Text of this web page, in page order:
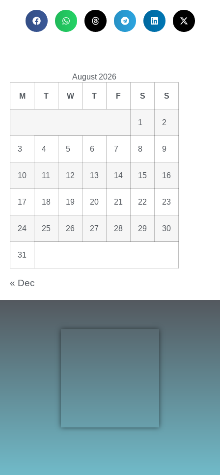
August 2026
M T W T F S S
1 2
3 4 5 6 7 8 9
10 11 12 13 14 15 16
17 18 19 20 21 22 23
24 25 26 27 28 29 30
31
« Dec